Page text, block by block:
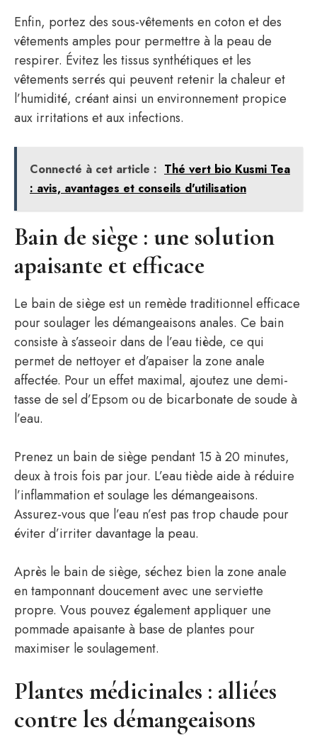
Enfin, portez des sous-vêtements en coton et des
vêtements amples pour permettre à la peau de
respirer. Évitez les tissus synthétiques et les
vêtements serrés qui peuvent retenir la chaleur et
l’humidité, créant ainsi un environnement propice
aux irritations et aux infections.
Connecté à cet article : Thé vert bio Kusmi Tea
: avis, avantages et conseils d'utilisation
Bain de siège : une solution
apaisante et efficace
Le bain de siège est un remède traditionnel efficace
pour soulager les démangeaisons anales. Ce bain
consiste à s’asseoir dans de l’eau tiède, ce qui
permet de nettoyer et d’apaiser la zone anale
affectée. Pour un effet maximal, ajoutez une demi-
tasse de sel d’Epsom ou de bicarbonate de soude à
l’eau.
Prenez un bain de siège pendant 15 à 20 minutes,
deux à trois fois par jour. L’eau tiède aide à réduire
l’inflammation et soulage les démangeaisons.
Assurez-vous que l’eau n’est pas trop chaude pour
éviter d’irriter davantage la peau.
Après le bain de siège, séchez bien la zone anale
en tamponnant doucement avec une serviette
propre. Vous pouvez également appliquer une
pommade apaisante à base de plantes pour
maximiser le soulagement.
Plantes médicinales : alliées
contre les démangeaisons